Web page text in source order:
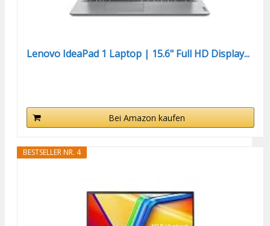
Lenovo IdeaPad 1 Laptop | 15.6" Full HD Display...
Bei Amazon kaufen
BESTSELLER NR. 4